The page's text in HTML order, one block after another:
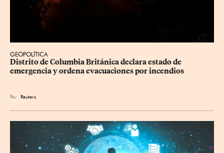
GEOPOLÍTICA
Distrito de Columbia Británica declara estado de
emergencia y ordena evacuaciones por incendios
Por Reuters